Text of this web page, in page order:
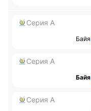
Серия А
Байя
Серия А
Байя
Серия А